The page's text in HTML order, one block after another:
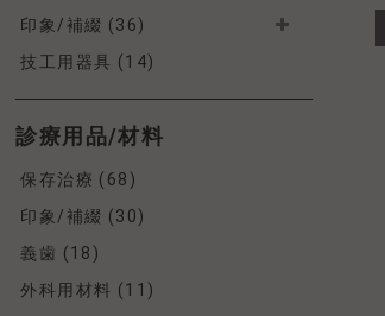
印象/補綴 (36)
技工用器具 (14)
診療用品/材料
保存治療 (68)
印象/補綴 (30)
義歯 (18)
外科用材料 (11)